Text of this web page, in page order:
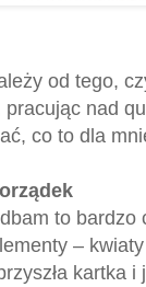
od tego,
nad
co to dla
to
–
kartka